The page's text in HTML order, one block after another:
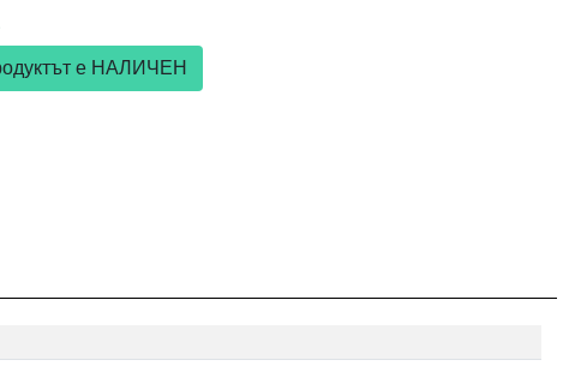
е НАЛИЧЕН